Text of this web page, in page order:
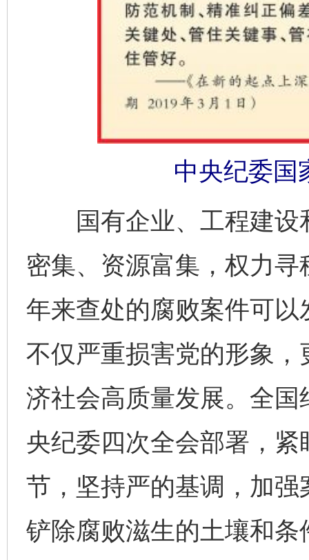
中央纪委国
国有企业、工程建设
密集、资源富集，权力
年来查处的腐败案件可
不仅严重损害党的形象
济社会高质量发展。全
央纪委四次全会部署，
节，坚持严的基调，加
铲除腐败滋生的土壤和